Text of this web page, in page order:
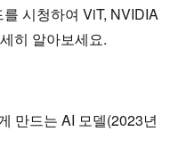
시청하여 ViT, NVIDIA
히 알아보세요.
만드는 AI 모델(2023년